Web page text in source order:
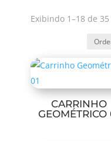
Exibindo 1–18 de
CARRINHO
GEOMÉTRICO